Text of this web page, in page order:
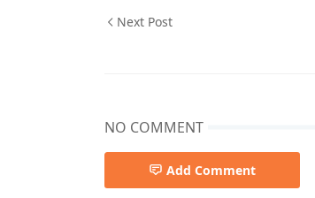
Next Post
NO COMMENT
Add Comment